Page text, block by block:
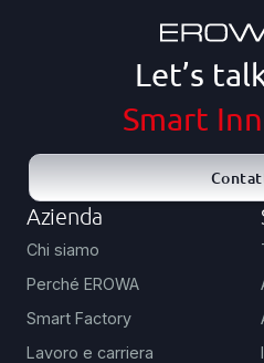
Let’s
Smart
Azienda
Chi siamo
Perché EROWA
Smart Factory
Lavoro e carriera